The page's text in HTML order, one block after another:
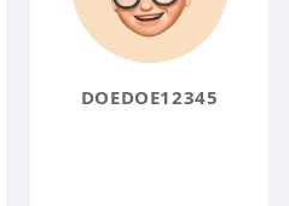
DOEDOE12345